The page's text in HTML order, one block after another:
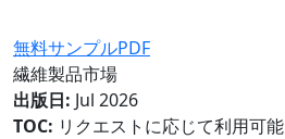
無料サンプルPDF
繊維製品市場
出版日: Jul 2026
TOC: リクエストに応じて利用可能